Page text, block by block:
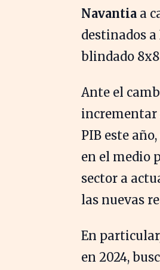
Navantia a
destinados
blindado 8x8
Ante el
incrementar
PIB este
en el medio
sector a
las nuevas
En
en 2024,